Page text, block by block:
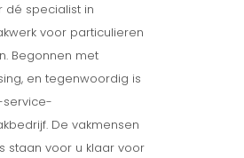
dé specialist in
voor particulieren
Begonnen met
en tegenwoordig is
service-
De vakmensen
staan voor u klaar voor